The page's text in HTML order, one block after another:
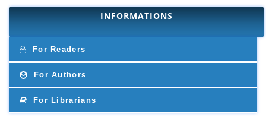
INFORMATIONS
For Readers
For Authors
For Librarians